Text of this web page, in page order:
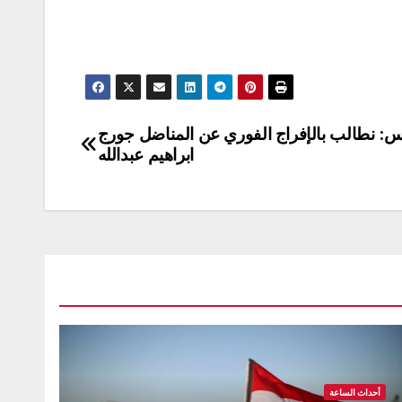
نطالب بالإفراج الفوري عن المناضل جورج
ابراهيم عبدالله
أحداث الساعة